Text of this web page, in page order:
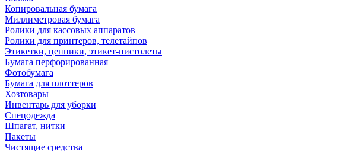
Копировальная бумага
Миллиметровая бумага
Ролики для кассовых аппаратов
Ролики для принтеров, телетайпов
Этикетки, ценники, этикет-пистолеты
Бумага перфорированная
Фотобумага
Бумага для плоттеров
Хозтовары
Инвентарь для уборки
Спецодежда
Шпагат, нитки
Пакеты
Чистящие средства